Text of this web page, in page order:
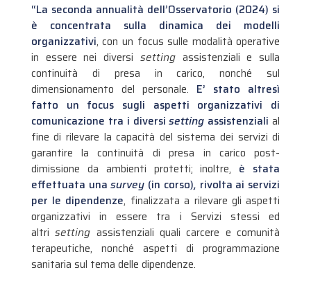
“La seconda annualità dell’Osservatorio (2024) si
è concentrata sulla dinamica dei modelli
organizzativi, con un focus sulle modalità operative
in essere nei diversi settingassistenziali e sulla
continuità di presa in carico, nonché sul
dimensionamento del personale. E’ stato altresì
fatto un focus sugli aspetti organizzativi di
comunicazione tra i diversisetting assistenziali al
fine di rilevare la capacità del sistema dei servizi di
garantire la continuità di presa in carico post-
dimissione da ambienti protetti; inoltre, è stata
effettuata unasurvey (in corso), rivolta ai servizi
per le dipendenze, finalizzata a rilevare gli aspetti
organizzativi in essere tra i Servizi stessi ed
altrisetting assistenziali quali carcere e comunità
terapeutiche, nonché aspetti di programmazione
sanitaria sul tema delle dipendenze.